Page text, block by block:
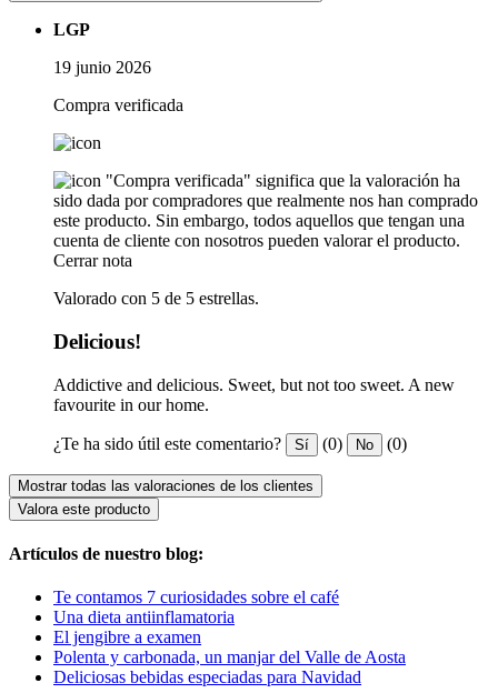
LGP
19 junio 2026
Compra verificada
"Compra verificada" significa que la valoración ha
sido dada por compradores que realmente nos han comprado
este producto. Sin embargo, todos aquellos que tengan una
cuenta de cliente con nosotros pueden valorar el producto.
Cerrar nota
Valorado con 5 de 5 estrellas.
Delicious!
Addictive and delicious. Sweet, but not too sweet. A new
favourite in our home.
¿Te ha sido útil este comentario? Sí (0) No (0)
Mostrar todas las valoraciones de los clientes
Valora este producto
Artículos de nuestro blog:
Te contamos 7 curiosidades sobre el café
Una dieta antiinflamatoria
El jengibre a examen
Polenta y carbonada, un manjar del Valle de Aosta
Deliciosas bebidas especiadas para Navidad